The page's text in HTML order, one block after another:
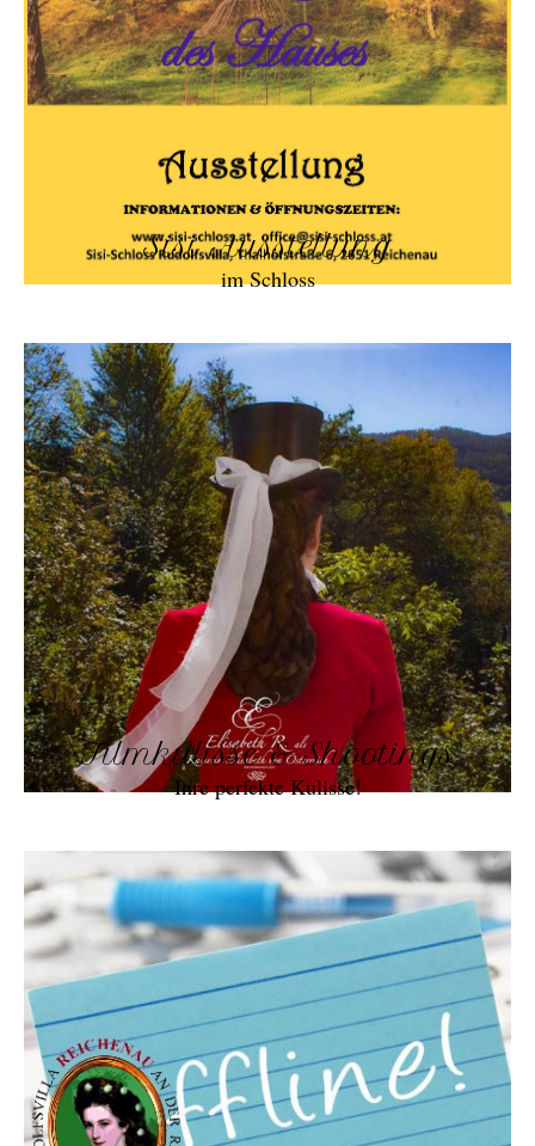
Sisi Ausstellung
im Schloss
Filmkulisse & Shootings
Ihre perfekte Kulisse!